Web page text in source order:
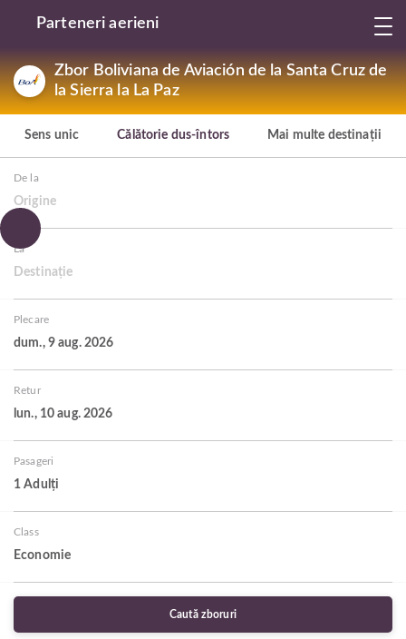
Parteneri aerieni
Zbor Boliviana de Aviación de la Santa Cruz de
la Sierra la La Paz
Sens unic Călătorie dus-întors Mai multe destinații
De la
Origine
La
Destinație
Plecare
dum., 9 aug. 2026
Retur
lun., 10 aug. 2026
Pasageri
1 Adulți
Class
Economie
Caută zboruri